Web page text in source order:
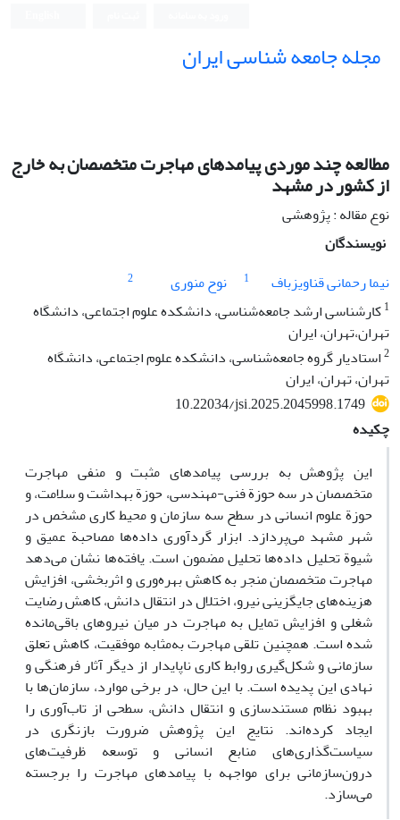
مجله جامعه شناسی ایران
مطالعه چند موردی پیامدهای مهاجرت متخصصان به خارج
از کشور در مشهد
نوع مقاله : پژوهشی
نویسندگان
نیما رحمانی قناویزباف
1 نوح منوری
2
1کارشناسی ارشد جامعه‌شناسی، دانشکده علوم اجتماعی، دانشگاه
تهران،تهران، ایران
2استادیار گروه جامعه‌شناسی، دانشکده علوم اجتماعی، دانشگاه
تهران، تهران، ایران
10.22034/jsi.2025.2045998.1749
چکیده
این پژوهش به بررسی پیامدهای مثبت و منفی مهاجرت
متخصصان در سه حوزة فنی-مهندسی، حوزة بهداشت و سلامت، و
حوزةعلوم انسانی در سطح سه سازمان و محیط کاری مشخص در
شهر مشهد می‌پردازد. ابزار گرد‌آوری داده‌ها مصاحبة عمیق و
شیوةتحلیل داده‌ها تحلیل مضمون است. یافته‌ها نشان می‌دهد
مهاجرت متخصصان منجر به کاهش بهره‌وری و اثربخشی، افزایش
هزینه‌های جایگزینی نیرو، اختلال در انتقال دانش، کاهش رضایت
شغلی و افزایش تمایل به مهاجرت در میان نیروهای باقی‌مانده
شده است. همچنین تلقی مهاجرت به‌مثابه موفقیت، کاهش تعلق
سازمانی و شکل‌گیری روابط کاری ناپایدار از دیگر آثار فرهنگی و
نهادی این پدیده است. با این حال، در برخی موارد، سازمان‌ها با
بهبود نظام مستندسازی و انتقال دانش، سطحی از تاب‌آوری را
ایجاد کرده‌اند. نتایج این پژوهش ضرورت بازنگری در
سیاست‌گذاری‌های منابع انسانی و توسعه ظرفیت‌های
درون‌سازمانی برای مواجهه با پیامدهای مهاجرت را برجسته
می‌سازد.